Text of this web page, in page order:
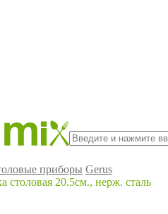
приборы Gerus
столовая 20.5см., нерж. сталь